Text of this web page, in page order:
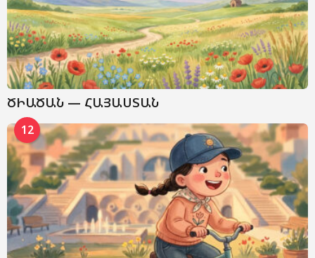
ԾԻԱԾԱՆ — ՀԱՅԱՍՏԱՆ
12